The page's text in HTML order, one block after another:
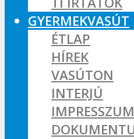
GYERMEKVASÚT
ÉTLAP
HÍREK
VASÚTON
INTERJÚ
IMPRESSZUM